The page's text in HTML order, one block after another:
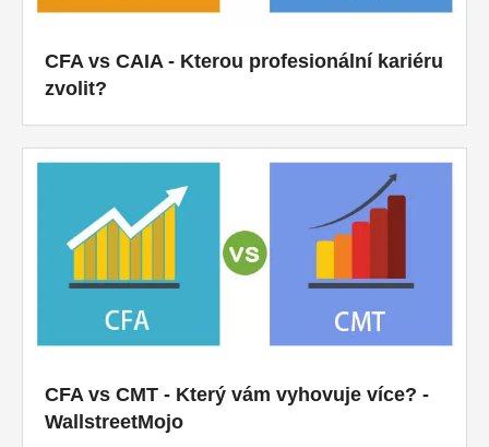
CFA vs CAIA - Kterou profesionální kariéru
zvolit?
CFA vs CMT - Který vám vyhovuje více? -
WallstreetMojo